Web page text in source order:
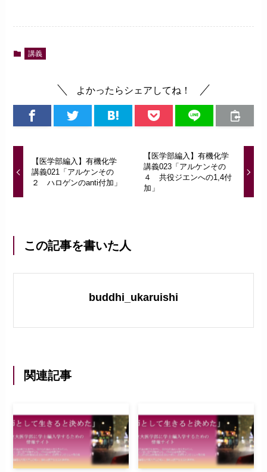
講義
よかったらシェアしてね！
【医学部編入】有機化学
講義021「アルケンその
２ ハロゲンのanti付加」
【医学部編入】有機化学
講義023「アルケンその
４ 共役ジエンへの1,4付
加」
この記事を書いた人
buddhi_ukaruishi
関連記事